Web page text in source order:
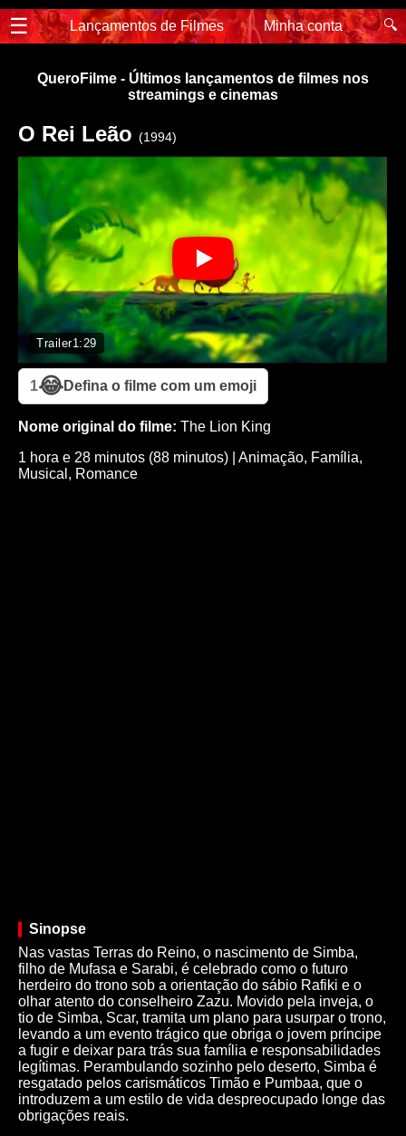
☰ Lançamentos de Filmes Minha conta 🔍
QueroFilme - Últimos lançamentos de filmes nos
streamings e cinemas
O Rei Leão (1994)
Trailer1:29
1😂Defina o filme com um emoji
Nome original do filme: The Lion King
1 hora e 28 minutos (88 minutos)
Animação, Família,
Musical , Romance
Sinopse
Nas vastas Terras do Reino, o nascimento de Simba,
filho de Mufasa e Sarabi, é celebrado como o futuro
herdeiro do trono sob a orientação do sábio Rafiki e o
olhar atento do conselheiro Zazu. Movido pela inveja, o
tio de Simba, Scar, tramita um plano para usurpar o trono,
levando a um evento trágico que obriga o jovem príncipe
a fugir e deixar para trás sua família e responsabilidades
legítimas. Perambulando sozinho pelo deserto, Simba é
resgatado pelos carismáticos Timão e Pumbaa, que o
introduzem a um estilo de vida despreocupado longe das
obrigações reais.